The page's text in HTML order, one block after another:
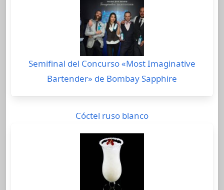
Semifinal del Concurso «Most Imaginative
Bartender» de Bombay Sapphire
Cóctel ruso blanco